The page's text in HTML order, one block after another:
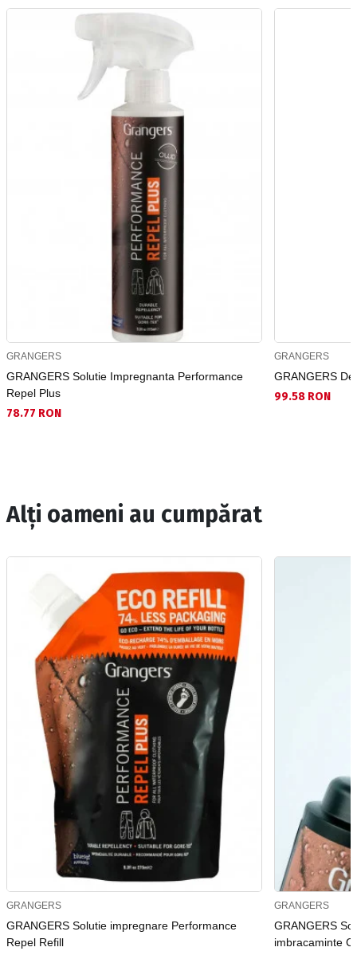
GRANGERS
GRANGERS Solutie Impregnanta Performance
Repel Plus
78.77 RON
GRANGERS
GRANGERS
99.58 RON
Alți oameni au cumpărat
GRANGERS
GRANGERS Solutie impregnare Performance
Repel Refill
GRANGERS
GRANGERS
imbracaminte